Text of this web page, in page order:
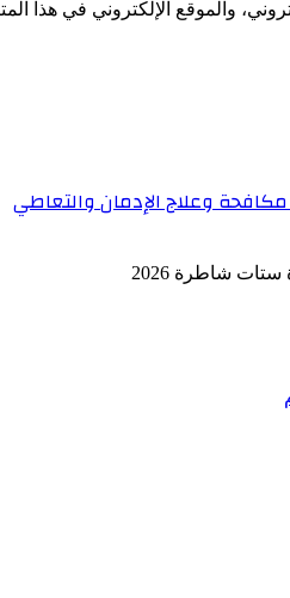
والموقع الإلكتروني في هذا
وعلاج الإدمان والتعاطي
شاطرة 2026